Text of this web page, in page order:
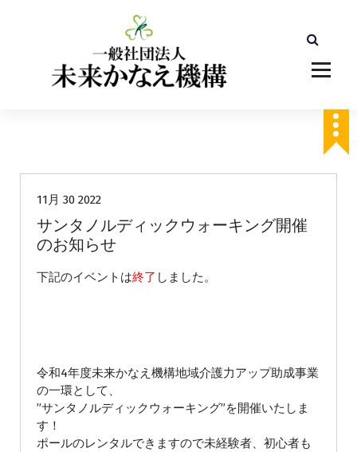
11月 30 2022
サンタノルディックウォーキング開催
のお知らせ
下記のイベントは終了 しました。
令和4年度未来かなえ機構地域介護力アップ助成事業
の一環として、
”サンタノルディックウォーキング”を開催いたしま
す！
ポールのレンタルできますので未経験者、初心者も